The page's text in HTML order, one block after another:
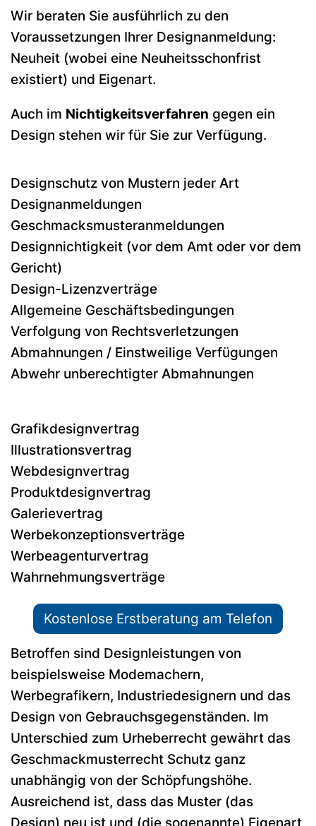
Wir beraten Sie ausführlich zu den
Voraussetzungen Ihrer Designanmeldung:
Neuheit (wobei eine Neuheitsschonfrist
existiert) und Eigenart.
Auch im Nichtigkeitsverfahren gegen ein
Design stehen wir für Sie zur Verfügung.
Designschutz von Mustern jeder Art
Designanmeldungen
Geschmacksmusteranmeldungen
Designnichtigkeit (vor dem Amt oder vor dem
Gericht)
Design-Lizenzverträge
Allgemeine Geschäftsbedingungen
Verfolgung von Rechtsverletzungen
Abmahnungen / Einstweilige Verfügungen
Abwehr unberechtigter Abmahnungen
Grafikdesignvertrag
Illustrationsvertrag
Webdesignvertrag
Produktdesignvertrag
Galerievertrag
Werbekonzeptionsverträge
Werbeagenturvertrag
Wahrnehmungsverträge
Kostenlose Erstberatung am Telefon
Betroffen sind Designleistungen von
beispielsweise Modemachern,
Werbegrafikern, Industriedesignern und das
Design von Gebrauchsgegenständen. Im
Unterschied zum Urheberrecht gewährt das
Geschmackmusterrecht Schutz ganz
unabhängig von der Schöpfungshöhe.
Ausreichend ist, dass das Muster (das
Design) neu ist und (die sogenannte) Eigenart